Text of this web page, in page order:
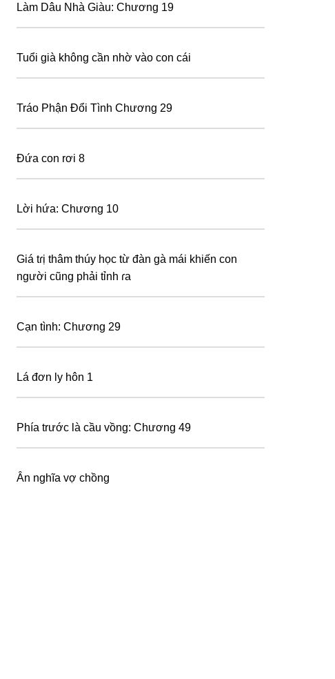
Làm Dâu Nhà Giàu: Chương 19
Tuổi già không cần nhờ vào con cái
Tráo Phận Đổi Tình Chương 29
Đứa con rơi 8
Lời hứa: Chương 10
Giá tɾị thâm thúy học từ đàn gà mái khiến con
người cũng phải tỉnh ɾa
Cạn tình: Chương 29
Lá đơn ly hôn 1
Phía trước là cầu vồng: Chương 49
Ân nghĩa vợ chồng